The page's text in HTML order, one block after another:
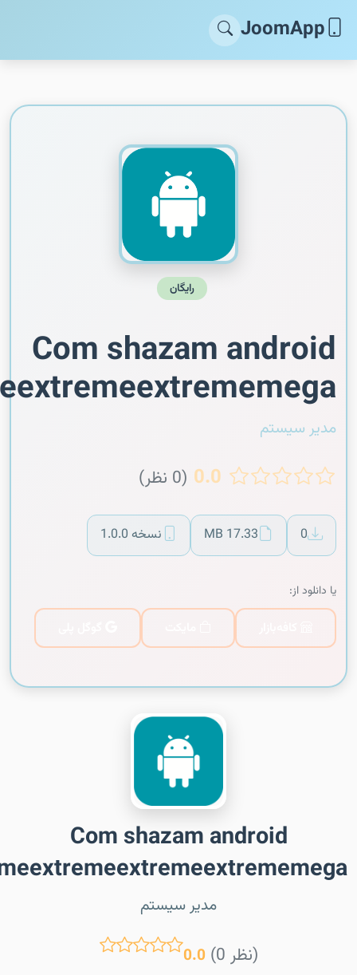
JoomApp
رایگان
Com shazam android
مدیر سیستم
0.0 (0 نظر)
0
17.33 MB نسخه 1.0.0
یا دانلود از:
Com shazam android
مدیر سیستم
0.0 (0 نظر)